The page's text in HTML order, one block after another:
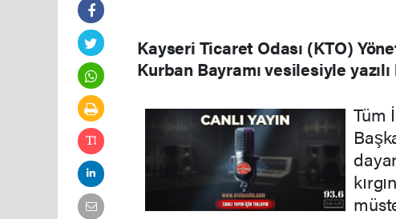
Kayseri Ticaret Odası (KTO)
Kurban Bayramı vesilesiyle
Tüm